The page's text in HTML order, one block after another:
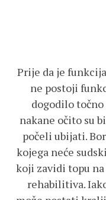
Prije da je
ne postoji
dogodilo
nakane očito su
počeli ubijati.
kojega neće
koji zavidi topu
rehabilitiva.